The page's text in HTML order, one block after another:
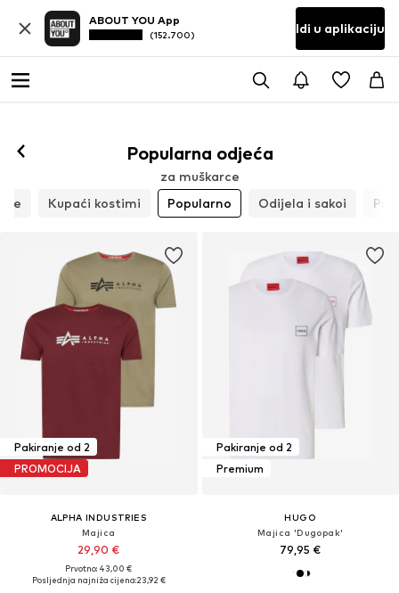
ABOUT YOU App
(152.700) Idi u aplikaciju
Popularna odjeća
za muškarce
Kupaći kostimi Popularno Odijela i sakoi
Pakiranje od 2
PROMOCIJA
ALPHA INDUSTRIES
Majica
29,90 €
Prvotno: 43,00 €
Posljednja najniža cijena:23,92 €
Pakiranje od 2
Premium
HUGO
Majica 'Dugopak'
79,95 €